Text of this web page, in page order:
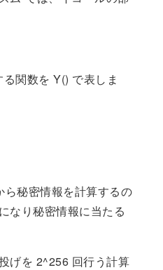
関数を Y() で表しま
秘密情報を計算するの
なり秘密情報に当たる
げを 2^256 回行う計算